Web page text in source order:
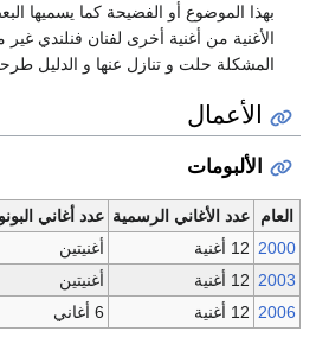
بهذا الموضوع أو الفضيحة كما
الأغنية من أغنية أخرى لفنان فنلندي
المشكلة حلت و تنازل عنها و الدليل
الأعمال
الألبومات
العام عدد الأغاني الرسمية عدد أغاني
2000 12 أغنية أغنيتين
2003 12 أغنية أغنيتين
2006 12 أغنية 6 أغاني